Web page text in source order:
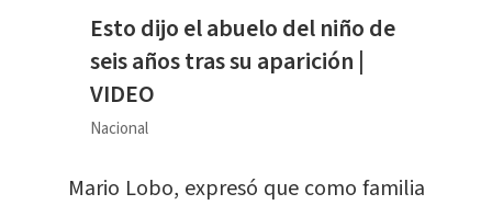
Esto dijo el abuelo del niño de
seis años tras su aparición |
VIDEO
Nacional
Mario Lobo, expresó que como familia